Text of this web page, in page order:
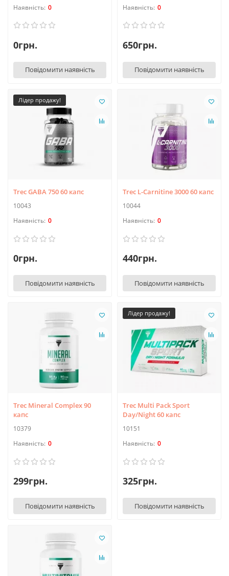
0
0грн.
Повідомити наявність
0
650грн.
Повідомити наявність
Лідер продажу!
Trec GABA 750 60 капс
10043
0
0грн.
Повідомити наявність
Trec L-Carnitine 3000 60 капс
10044
0
440грн.
Повідомити наявність
Trec Mineral Complex 90
капс
10379
0
299грн.
Повідомити наявність
Лідер продажу!
Trec Multi Pack Sport
Day/Night 60 капс
10151
0
325грн.
Повідомити наявність